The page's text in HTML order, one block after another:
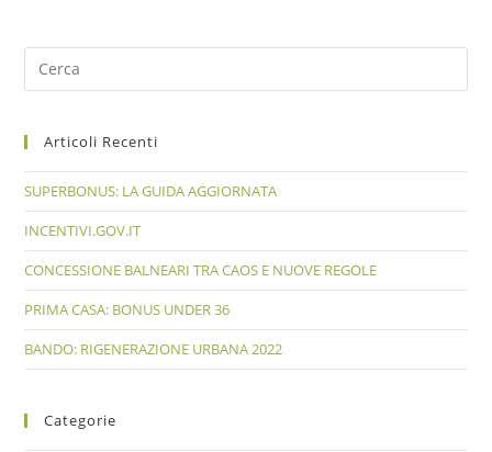
Articoli Recenti
SUPERBONUS: LA GUIDA AGGIORNATA
INCENTIVI.GOV.IT
CONCESSIONE BALNEARI TRA CAOS E NUOVE REGOLE
PRIMA CASA: BONUS UNDER 36
BANDO: RIGENERAZIONE URBANA 2022
Categorie